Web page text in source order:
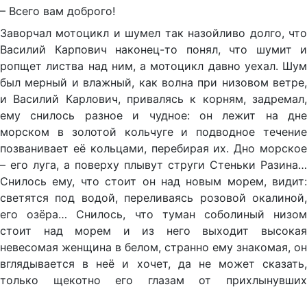
– Всего вам доброго!
Заворчал мотоцикл и шумел так назойливо долго, что
Василий Карпович наконец-то понял, что шумит и
ропщет листва над ним, а мотоцикл давно уехал. Шум
был мерный и влажный, как волна при низовом ветре,
и Василий Карлович, привалясь к корням, задремал,
ему снилось разное и чудное: он лежит на дне
морском в золотой кольчуге и подводное течение
позванивает её кольцами, перебирая их. Дно морское
– его луга, а поверху плывут струги Стеньки Разина…
Снилось ему, что стоит он над новым морем, видит:
светятся под водой, переливаясь розовой окалиной,
его озёра… Снилось, что туман соболиный низом
стоит над морем и из него выходит высокая
невесомая женщина в белом, странно ему знакомая, он
вглядывается в неё и хочет, да не может сказать,
только щекотно его глазам от прихлынувших